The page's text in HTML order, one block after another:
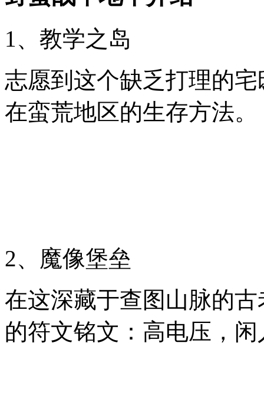
1、教学之岛
志愿到这个缺乏打理的
在蛮荒地区的生存方法。
2、魔像堡垒
在这深藏于查图山脉的
的符文铭文：高电压，